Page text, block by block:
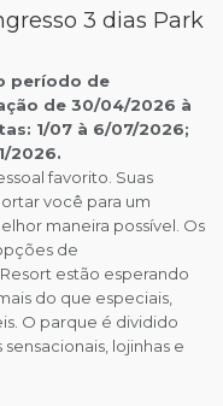
3 dias Park
período de
de 30/04/2026 à
1/07 à 6/07/2026;
2026.
favorito. Suas
você para um
maneira possível. Os
de
estão esperando
do que especiais,
O parque é dividido
lojinhas e